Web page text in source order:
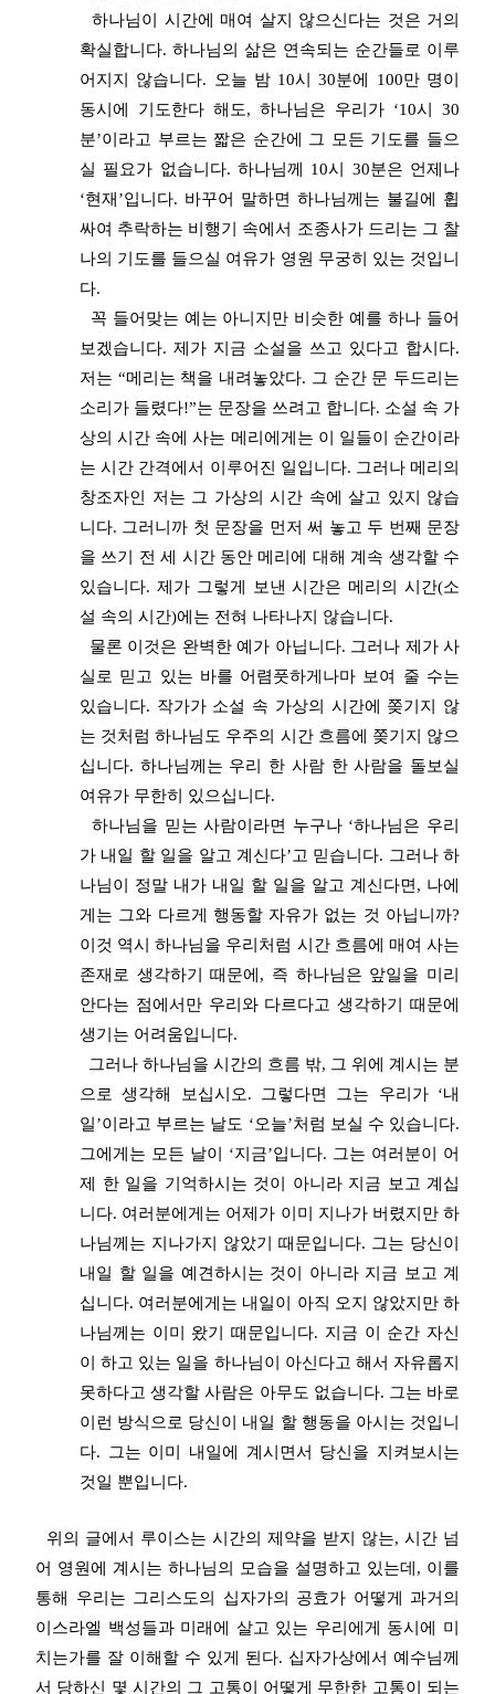
하나님이 시간에 매여 살지 않으신다는 것은 거의
확실합니다. 하나님의 삶은 연속되는 순간들로 이루
어지지 않습니다. 오늘 밤 10시 30분에 100만 명이
동시에 기도한다 해도, 하나님은 우리가 ‘10시 30
분’이라고 부르는 짧은 순간에 그 모든 기도를 들으
실 필요가 없습니다. 하나님께 10시 30분은 언제나
‘현재’입니다. 바꾸어 말하면 하나님께는 불길에 휩
싸여 추락하는 비행기 속에서 조종사가 드리는 그 찰
나의 기도를 들으실 여유가 영원 무궁히 있는 것입니
다.
꼭 들어맞는 예는 아니지만 비슷한 예를 하나 들어
보겠습니다. 제가 지금 소설을 쓰고 있다고 합시다.
저는 “메리는 책을 내려놓았다. 그 순간 문 두드리는
소리가 들렸다!”는 문장을 쓰려고 합니다. 소설 속 가
상의 시간 속에 사는 메리에게는 이 일들이 순간이라
는 시간 간격에서 이루어진 일입니다. 그러나 메리의
창조자인 저는 그 가상의 시간 속에 살고 있지 않습
니다. 그러니까 첫 문장을 먼저 써 놓고 두 번째 문장
을 쓰기 전 세 시간 동안 메리에 대해 계속 생각할 수
있습니다. 제가 그렇게 보낸 시간은 메리의 시간(소
설 속의 시간)에는 전혀 나타나지 않습니다.
물론 이것은 완벽한 예가 아닙니다. 그러나 제가 사
실로 믿고 있는 바를 어렴풋하게나마 보여 줄 수는
있습니다. 작가가 소설 속 가상의 시간에 쫒기지 않
는 것처럼 하나님도 우주의 시간 흐름에 쫒기지 않으
십니다. 하나님께는 우리 한 사람 한 사람을 돌보실
여유가 무한히 있으십니다.
하나님을 믿는 사람이라면 누구나 ‘하나님은 우리
가 내일 할 일을 알고 계신다’고 믿습니다. 그러나 하
나님이 정말 내가 내일 할 일을 알고 계신다면, 나에
게는 그와 다르게 행동할 자유가 없는 것 아닙니까?
이것 역시 하나님을 우리처럼 시간 흐름에 매여 사는
존재로 생각하기 때문에, 즉 하나님은 앞일을 미리
안다는 점에서만 우리와 다르다고 생각하기 때문에
생기는 어려움입니다.
그러나 하나님을 시간의 흐름 밖, 그 위에 계시는 분
으로 생각해 보십시오. 그렇다면 그는 우리가 ‘내
일’이라고 부르는 날도 ‘오늘’처럼 보실 수 있습니다.
그에게는 모든 날이 ‘지금’입니다. 그는 여러분이 어
제 한 일을 기억하시는 것이 아니라 지금 보고 계십
니다. 여러분에게는 어제가 이미 지나가 버렸지만 하
나님께는 지나가지 않았기 때문입니다. 그는 당신이
내일 할 일을 예견하시는 것이 아니라 지금 보고 계
십니다. 여러분에게는 내일이 아직 오지 않았지만 하
나님께는 이미 왔기 때문입니다. 지금 이 순간 자신
이 하고 있는 일을 하나님이 아신다고 해서 자유롭지
못하다고 생각할 사람은 아무도 없습니다. 그는 바로
이런 방식으로 당신이 내일 할 행동을 아시는 것입니
다. 그는 이미 내일에 계시면서 당신을 지켜보시는
것일 뿐입니다.
위의 글에서 루이스는 시간의 제약을 받지 않는, 시간 넘
어 영원에 계시는 하나님의 모습을 설명하고 있는데, 이를
통해 우리는 그리스도의 십자가의 공효가 어떻게 과거의
이스라엘 백성들과 미래에 살고 있는 우리에게 동시에 미
치는가를 잘 이해할 수 있게 된다. 십자가상에서 예수님께
서 당하신 몇 시간의 그 고통이 어떻게 무한한 고통이 되는